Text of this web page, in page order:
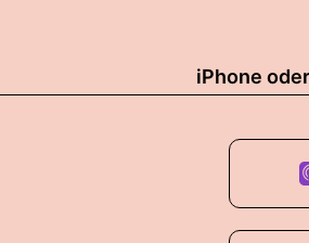
iPhone